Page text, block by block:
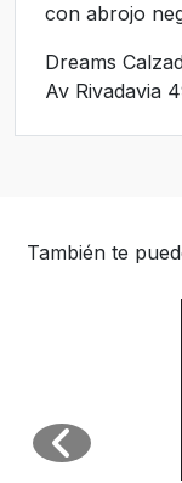
con abrojo
Dreams
Av Rivadavia
También te